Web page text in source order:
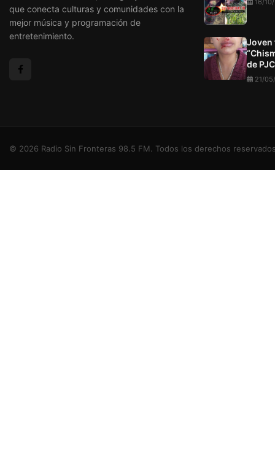
que conecta culturas y comunidades con la
mejor música y programación de
entretenimiento.
16/
Joven
de PJC
21/
© 2026 Radio Sin Fronteras 98.5 FM. Todos los derechos